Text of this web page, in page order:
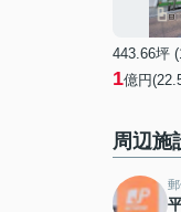
443.66坪
1億円
周辺施